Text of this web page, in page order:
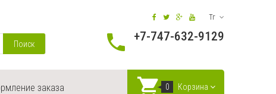
Тг
Поиск
+7-747-632-9129
заказа 0 Корзина